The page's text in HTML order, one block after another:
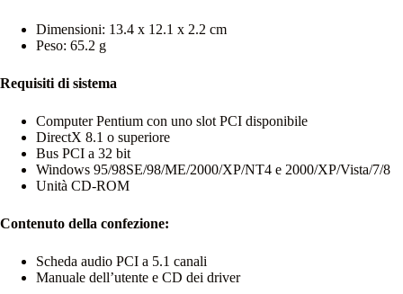
Dimensioni: 13.4 x 12.1 x 2.2 cm
Peso: 65.2 g
Requisiti di sistema
Computer Pentium con uno slot PCI disponibile
DirectX 8.1 o superiore
Bus PCI a 32 bit
Windows 95/98SE/98/ME/2000/XP/NT4 e 2000/XP/Vista/7/8
Unità CD-ROM
Contenuto della confezione:
Scheda audio PCI a 5.1 canali
Manuale dell’utente e CD dei driver